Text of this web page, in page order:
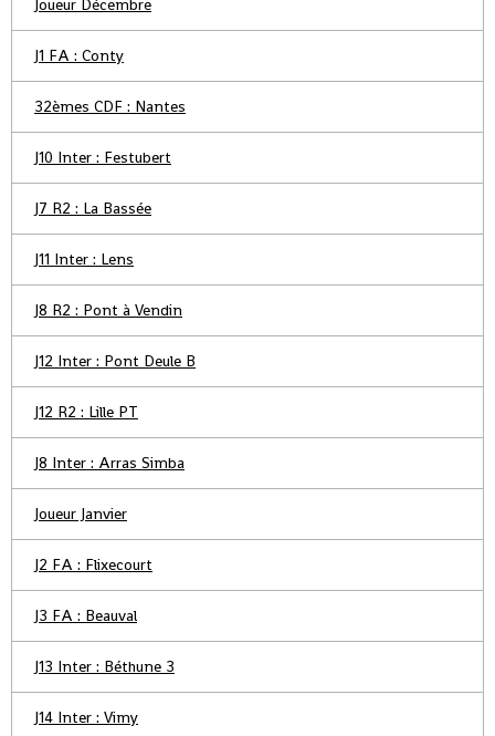
Joueur Décembre
J1 FA : Conty
32èmes CDF : Nantes
J10 Inter : Festubert
J7 R2 : La Bassée
J11 Inter : Lens
J8 R2 : Pont à Vendin
J12 Inter : Pont Deule B
J12 R2 : Lille PT
J8 Inter : Arras Simba
Joueur Janvier
J2 FA : Flixecourt
J3 FA : Beauval
J13 Inter : Béthune 3
J14 Inter : Vimy